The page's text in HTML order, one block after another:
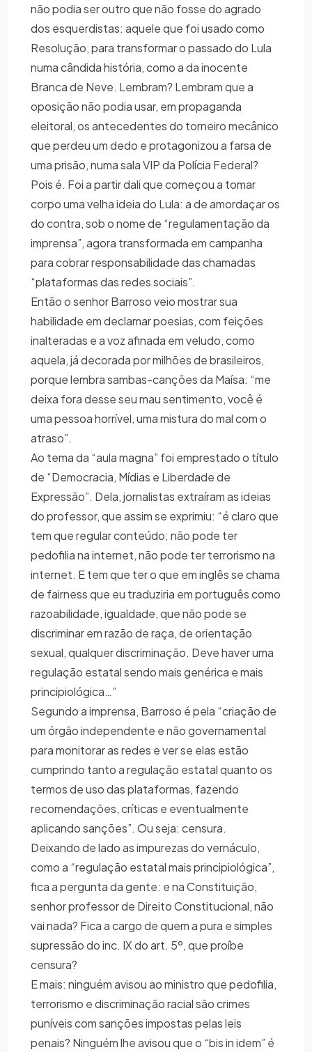
não podia ser outro que não fosse do agrado
dos esquerdistas: aquele que foi usado como
Resolução, para transformar o passado do Lula
numa cândida história, como a da inocente
Branca de Neve. Lembram? Lembram que a
oposição não podia usar, em propaganda
eleitoral, os antecedentes do torneiro mecânico
que perdeu um dedo e protagonizou a farsa de
uma prisão, numa sala VIP da Polícia Federal?
Pois é. Foi a partir dali que começou a tomar
corpo uma velha ideia do Lula: a de amordaçar os
do contra, sob o nome de “regulamentação da
imprensa”, agora transformada em campanha
para cobrar responsabilidade das chamadas
“plataformas das redes sociais”.
Então o senhor Barroso veio mostrar sua
habilidade em declamar poesias, com feições
inalteradas e a voz afinada em veludo, como
aquela, já decorada por milhões de brasileiros,
porque lembra sambas-canções da Maísa: “me
deixa fora desse seu mau sentimento, você é
uma pessoa horrível, uma mistura do mal com o
atraso”.
Ao tema da “aula magna” foi emprestado o título
de “Democracia, Mídias e Liberdade de
Expressão”. Dela, jornalistas extraíram as ideias
do professor, que assim se exprimiu: “é claro que
tem que regular conteúdo; não pode ter
pedofilia na internet, não pode ter terrorismo na
internet. E tem que ter o que em inglês se chama
de fairness que eu traduziria em português como
razoabilidade, igualdade, que não pode se
discriminar em razão de raça, de orientação
sexual, qualquer discriminação. Deve haver uma
regulação estatal sendo mais genérica e mais
principiológica…”
Segundo a imprensa, Barroso é pela “criação de
um órgão independente e não governamental
para monitorar as redes e ver se elas estão
cumprindo tanto a regulação estatal quanto os
termos de uso das plataformas, fazendo
recomendações, críticas e eventualmente
aplicando sanções”. Ou seja: censura.
Deixando de lado as impurezas do vernáculo,
como a “regulação estatal mais principiológica”,
fica a pergunta da gente: e na Constituição,
senhor professor de Direito Constitucional, não
vai nada? Fica a cargo de quem a pura e simples
supressão do inc. IX do art. 5º, que proíbe
censura?
E mais: ninguém avisou ao ministro que pedofilia,
terrorismo e discriminação racial são crimes
puníveis com sanções impostas pelas leis
penais? Ninguém lhe avisou que o “bis in idem” é